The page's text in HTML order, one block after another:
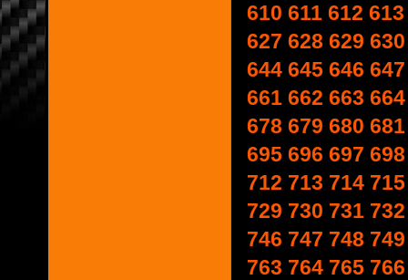
610 611 612 613
627 628 629 630
644 645 646 647
661 662 663 664
678 679 680 681
695 696 697 698
712 713 714 715
729 730 731 732
746 747 748 749
763 764 765 766